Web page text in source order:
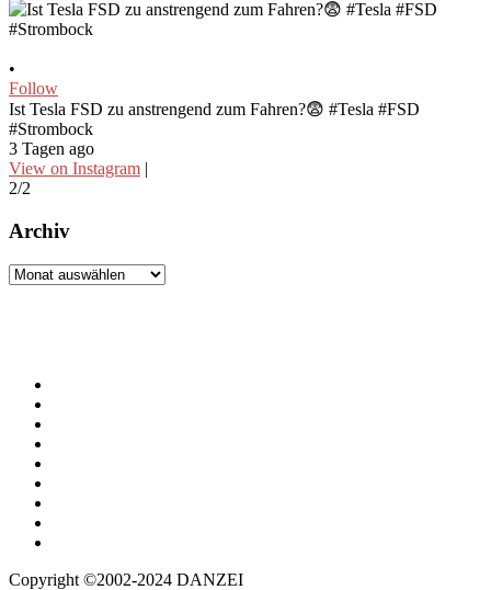
•
Follow
Ist Tesla FSD zu anstrengend zum Fahren?😨 #Tesla #FSD
#Strombock
3 Tagen ago
View on Instagram |
2/2
Archiv
Archiv
Copyright ©2002-2024 DANZEI